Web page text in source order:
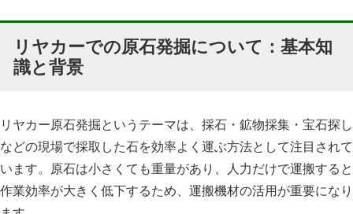
リヤカーでの原石発掘について：基本知
識と背景
リヤカー原石発掘というテーマは、採石・鉱物採集・宝石探し
などの現場で採取した石を効率よく運ぶ方法として注目されて
います。原石は小さくても重量があり、人力だけで運搬すると
作業効率が大きく低下するため、運搬機材の活用が重要になり